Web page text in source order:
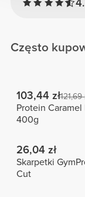
Często
103,44 zł121,69
Protein Caramel
400g
26,04 zł
Skarpetki
Cut